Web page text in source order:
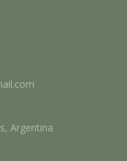
Argentina